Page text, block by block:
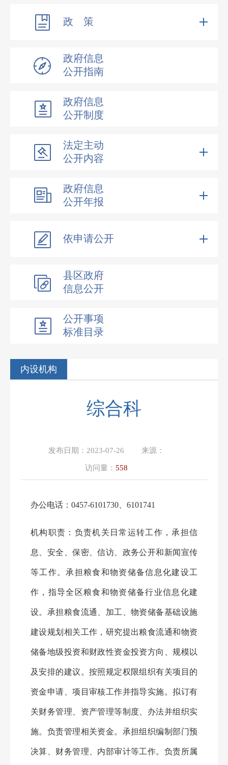
政 策
政府信息
公开指南
政府信息
公开制度
法定主动
公开内容
政府信息
公开年报
依申请公开
县区政府
信息公开
公开事项
标准目录
内设机构
综合科
发布日期： 2023-07-26 来源：
访问量： 558
办公电话： 0457-6101730、6101741
机构职责： 负责机关日常运转工作，承担信
息、安全 、保密、信访、政务公开和新闻宣传
等工作。承担粮食和物资储备信息化建设工
作，指导全 区粮食和物资储备行业信息化建
设。承担粮食流通、加工、物资储备基础设施
建设规划相关工作，研究提出粮食流通和物资
储备地级投资和财政性资金投资方向、规模以
及安排的建议。按照规定权限组织有关项目的
资金申请、项目审核工作并指导实施。拟订有
关财务管理、资产管理等制度、办法并组织实
施。负责管理相关资金。承担组织编制部门预
决算、财务管理、内部审计等工作。负责所属